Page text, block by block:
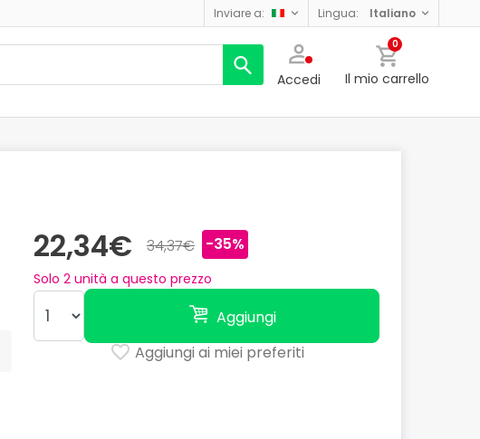
inviare a: lingua: italiano
Accedi
0
Il mio carrello
22,34€ 34,37€ -35%
Solo 2 unità a questo prezzo
Aggiungi
Aggiungi ai miei preferiti